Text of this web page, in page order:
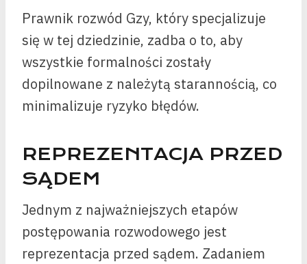
Prawnik rozwód Gzy, który specjalizuje
się w tej dziedzinie, zadba o to, aby
wszystkie formalności zostały
dopilnowane z należytą starannością, co
minimalizuje ryzyko błędów.
REPREZENTACJA PRZED
SĄDEM
Jednym z najważniejszych etapów
postępowania rozwodowego jest
reprezentacja przed sądem. Zadaniem